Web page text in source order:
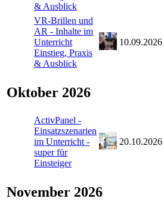
& Ausblick
VR-Brillen und
AR - Inhalte im
Unterricht
Einstieg, Praxis
& Ausblick
10.09.2026
Oktober 2026
ActivPanel -
Einsatzszenarien
im Unterricht -
super für
Einsteiger
20.10.2026
November 2026